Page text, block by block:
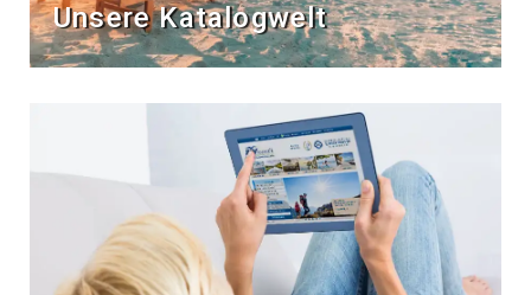
Unsere Katalogwelt